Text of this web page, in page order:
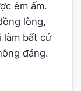
êm ấm.
lòng,
làm bất cứ
đáng.